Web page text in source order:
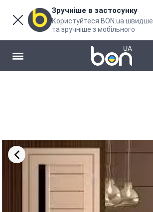
Зручніше в застосунку
Користуйтеся BON.ua швидше
та зручніше з мобільного